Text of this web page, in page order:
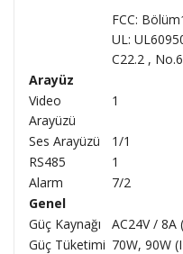
FCC:
UL:
C22.2 ,
Arayüz
Video
Arayüzü
1
Ses Arayüzü
1/1
RS485
1
Alarm
7/2
Genel
Güç Kaynağı
AC24V / 8A
Güç Tüketimi 70W, 90W